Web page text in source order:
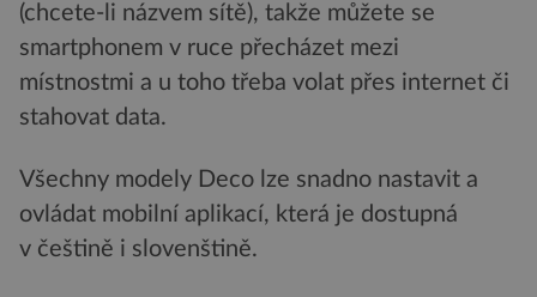
(chcete-li názvem sítě), takže můžete se
smartphonem v ruce přecházet mezi
místnostmi a u toho třeba volat přes internet či
stahovat data.
Všechny modely Deco lze snadno nastavit a
ovládat mobilní aplikací, která je dostupná
v češtině i slovenštině.